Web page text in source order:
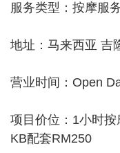
服务类型：按摩服
地址：马来西亚 吉
营业时间：Open
项目价位：1小时
KB配套RM250